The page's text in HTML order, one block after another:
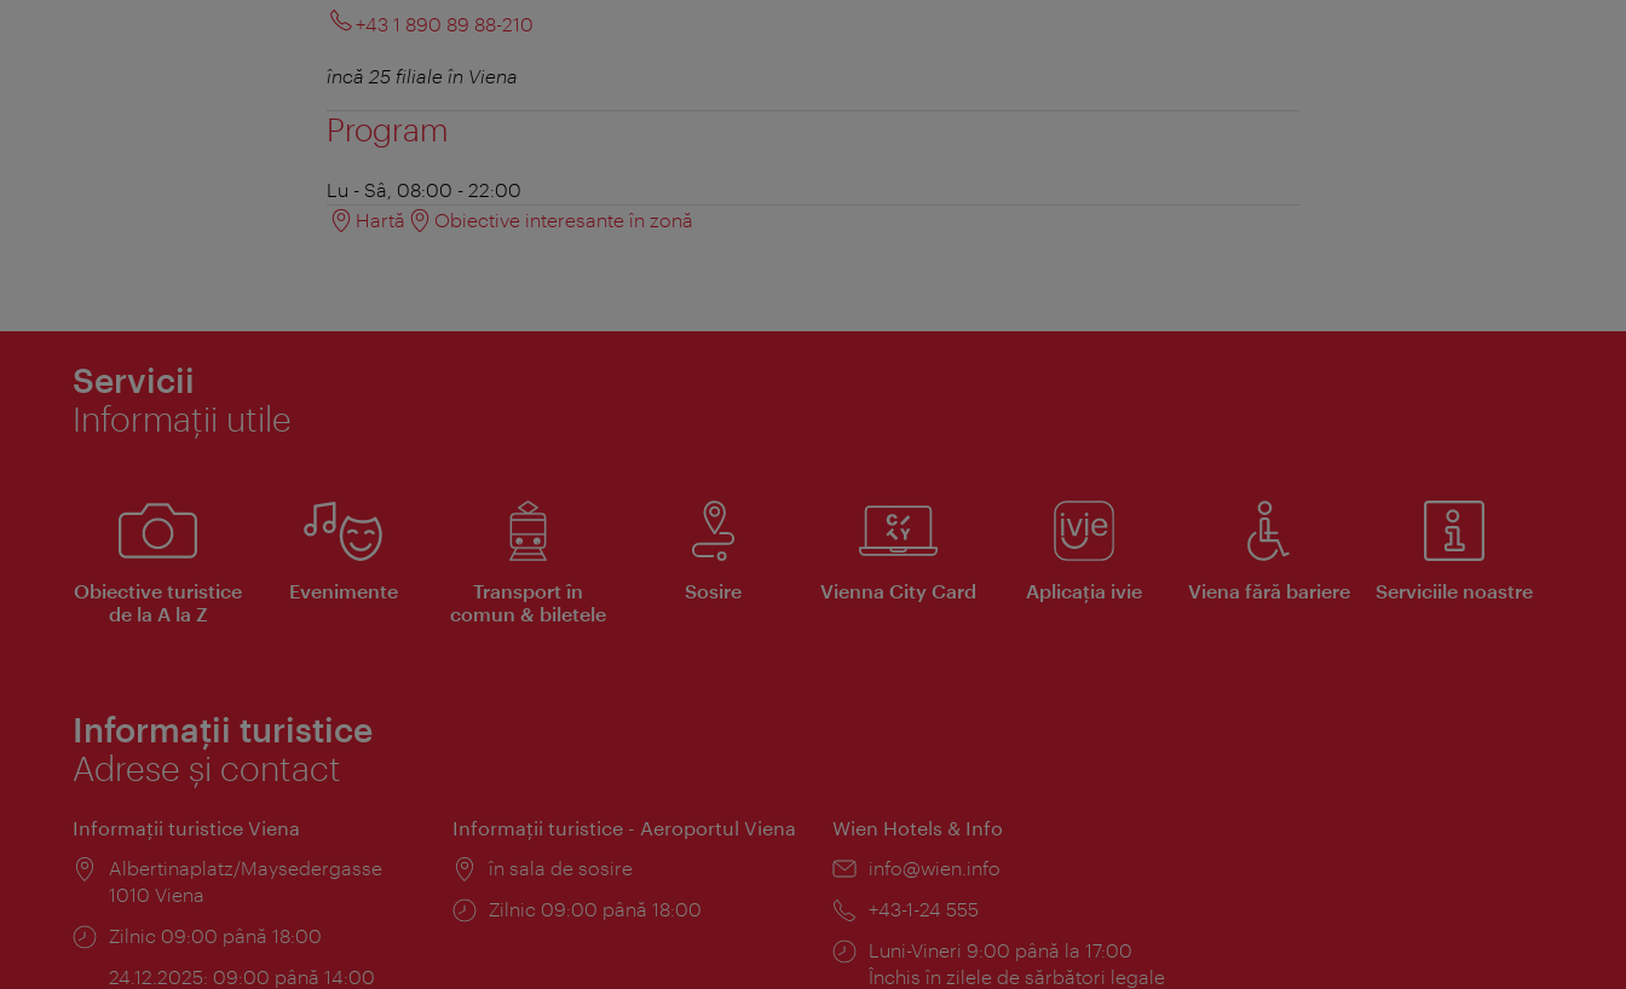
+43 1 890 89 88-210
încă 25 filiale în Viena
Program
Lu - Sâ, 08:00 - 22:00
Hartă
Obiective interesante în zonă
Servicii
Informaţii utile
Obiective turistice
de la A la Z
Evenimente
Transport în
comun & biletele
Sosire Vienna City Card Aplicaţia ivie Viena fără bariere Serviciile noastre
Informații turistice
Adrese și contact
Informaţii turistice Viena
Locul:
Albertinaplatz/Maysedergasse
1010 Viena
Program:
Zilnic 09:00 până 18:00
24.12.2025: 09:00 până 14:00
Informaţii turistice - Aeroportul Viena
Locul:
în sala de sosire
Program:
Zilnic 09:00 până 18:00
Wien Hotels & Info
E-
info@wien.info
Telefon:
+43-1-24 555
Program:
Luni-Vineri 9:00 până la 17:00
Închis în zilele de sărbători legale